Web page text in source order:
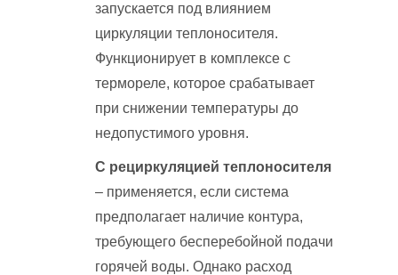
запускается под влиянием
циркуляции теплоносителя.
Функционирует в комплексе с
термореле, которое срабатывает
при снижении температуры до
недопустимого уровня.
С рециркуляцией теплоносителя
– применяется, если система
предполагает наличие контура,
требующего бесперебойной подачи
горячей воды. Однако расход